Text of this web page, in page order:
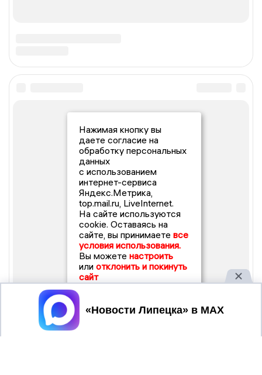
Нажимая кнопку вы
даете согласие на
обработку персональных
данных
с использованием
интернет-сервиса
Яндекс.Метрика,
top.mail.ru, LiveInternet.
На сайте используются
cookie. Оставаясь на
сайте, вы принимаете все
условия использования.
Вы можете настроить
или отклонить и покинуть
сайт
Принять